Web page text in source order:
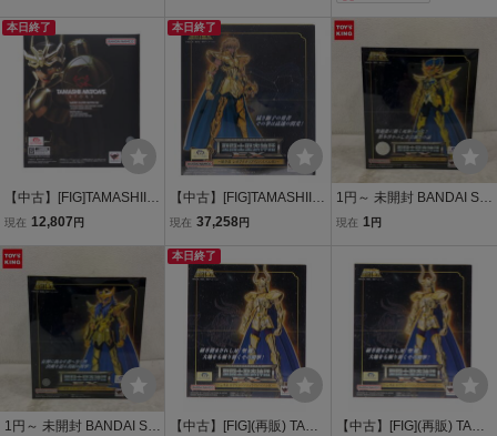
バル版) 聖闘士星矢 完成
品 可動フィギュア
EN LIMITED EDITION～
聖闘士星矢 完成品
ェ 新品未開封
本日終了
【中古】[FIG]TAMASHII N
ATIONS STORE限定 聖闘
龍(新生青銅聖衣) ～GOLD
EN LIMITED EDITION～
聖闘士星矢 完成品
現在 12,807 円
本日終了
【中古】[FIG]TAMASHII N
ATIONS STORE限定 聖闘
リア(リバイバル版) 聖闘
士星矢 完成品 可動フィギ
ュア バンダイス
現在 37,258円
1円～ 未開封 BANDAI SPI
RITS 聖闘士聖衣神話EX
現在 1 円
1円～ 未開封 BANDAI SPI
本日終了
【中古】[FIG](再販) TAMA
【中古】[FIG](再販) TAMA